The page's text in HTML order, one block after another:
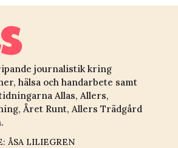
journalistik kring
hälsa och handarbete samt
Allas, Allers,
Året Runt, Allers Trädgård
ÅSA LILIEGREN